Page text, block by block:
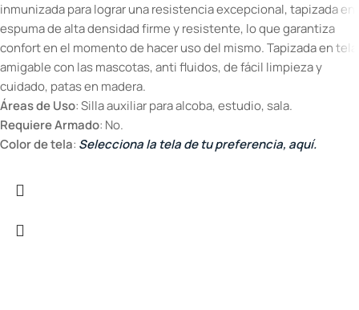
inmunizada para lograr una resistencia excepcional, tapizada en
espuma de alta densidad firme y resistente, lo que garantiza
confort en el momento de hacer uso del mismo. Tapizada en tela
amigable con las mascotas, anti fluidos, de fácil limpieza y
cuidado, patas en madera.
Áreas de Uso: Silla auxiliar para alcoba, estudio, sala.
Requiere Armado: No.
Color de tela: Selecciona la tela de tu preferencia, aquí.